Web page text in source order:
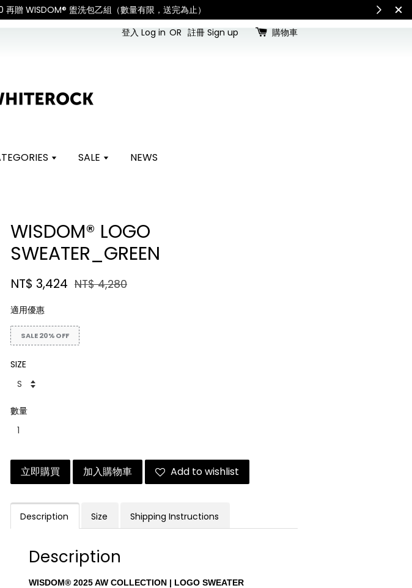
duties and taxes.「國際配送：各國進口關稅與稅費須由收件人自行負擔。」 Check for
登入 Log in OR 註冊 Sign up 購物車
SALE NEWS
WISDOM® LOGO
SWEATER_GREEN
NT$ 3,424 NT$ 4,280
適用優惠
SALE 20% OFF
SIZE
數量
立即購買 加入購物車 Add to wishlist
Description Size Shipping Instructions
Description
WISDOM® 2025 AW COLLECTION | LOGO SWEATER